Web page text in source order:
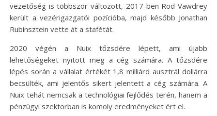
vezetőség is többször változott, 2017-ben Rod Vawdrey
került a vezérigazgatói pozícióba, majd később Jonathan
Rubinsztein vette át a stafétát.
2020 végén a Nuix tőzsdére lépett, ami újabb
lehetőségeket nyitott meg a cég számára. A tőzsdére
lépés során a vállalat értékét 1,8 milliárd ausztrál dollárra
becsülték, ami jelentős sikert jelentett a cég számára. A
Nuix tehát nemcsak a technológiai fejlődés terén, hanem a
pénzügyi szektorban is komoly eredményeket ért el.